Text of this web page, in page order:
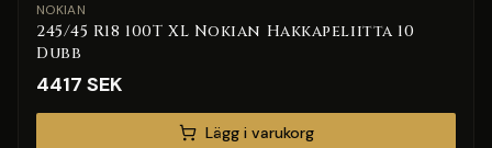
NOKIAN
245/45 R18 100T XL Nokian Hakkapeliitta 10
Dubb
4417 SEK
Lägg i varukorg